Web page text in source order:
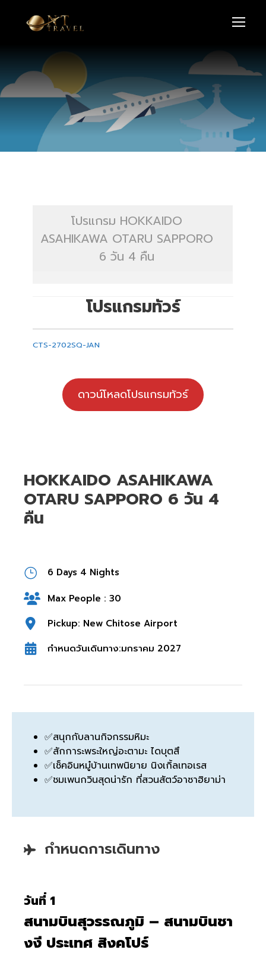
โปรแกรม HOKKAIDO
ASAHIKAWA OTARU SAPPORO
6 วัน 4 คืน
โปรแกรมทัวร์
CTS-2702SQ-JAN
ดาวน์โหลดโปรแกรมทัวร์
HOKKAIDO ASAHIKAWA
OTARU SAPPORO 6 วัน 4
คืน
6 Days 4 Nights
Max People : 30
Pickup: New Chitose Airport
กำหนดวันเดินทาง:มกราคม 2027
✅สนุกกับลานกิจกรรมหิมะ
✅สักการะพระใหญ่อะตามะ ไดบุตสึ
✅เช็คอินหมู๋บ้านเทพนิยาย นิงเกิ้ลเทอเรส
✅ชมเพนกวินสุดน่ารัก ที่สวนสัตว์อาซาฮิยาม่า
กำหนดการเดินทาง
วันที่ 1
สนามบินสุวรรณภูมิ – สนามบินชา
งงี ประเทศ สิงคโปร์